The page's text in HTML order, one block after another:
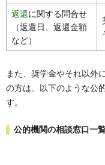
返還に関する問合せ
（返還日、返還金額
など）
また、奨学金やそれ以外
の方は、以下のような公
す。
公的機関の相談窓口一